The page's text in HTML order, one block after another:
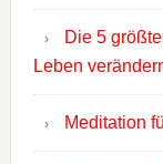
Die 5
Leben
Meditation